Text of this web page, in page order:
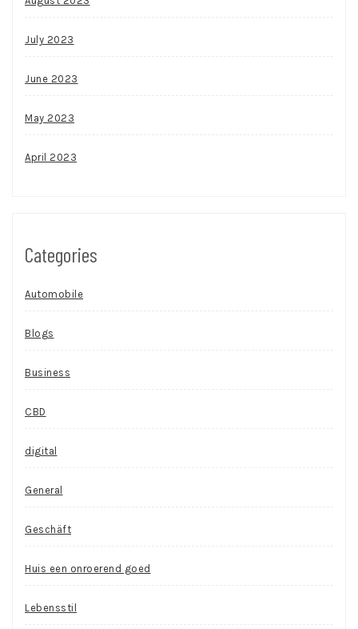
July 2023
June 2023
May 2023
April 2023
Categories
Automobile
Blogs
Business
CBD
digital
General
Geschäft
Huis een onroerend goed
Lebensstil